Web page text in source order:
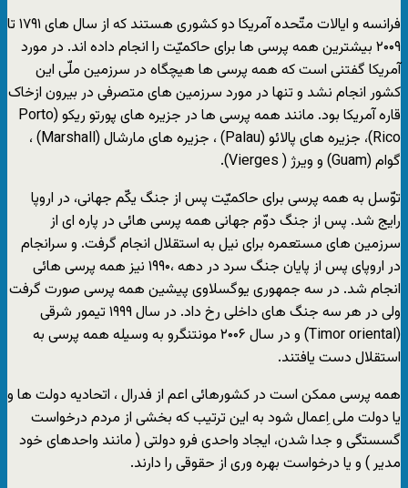
فرانسه و ایالات متّحده آمریکا دو کشوری هستند که از سال های ۱۷۹۱ تا
۲۰۰۹ بیشترین همه پرسی ها برای حاکمیّت را انجام داده اند. در مورد
آمریکا گفتنی است که همه پرسی ها هیچگاه در سرزمین ملّی این
کشور انجام نشد و تنها در مورد سرزمین های متصرفی در بیرون ازخاک
قاره آمریکا بود. مانند همه پرسی ها در جزیره های پورتو ریکو (Porto
Rico)، جزیره های پالائو (Palau) ، جزیره های مارشال (Marshall) ،
گوام (Guam) و ویرژ ( Vierges).
توّسل به همه پرسی برای حاکمیّت پس از جنگ یکّم جهانی، در اروپا
رایج شد. پس از جنگ دوّم جهانی همه پرسی هائی در پاره ای از
سرزمین های مستعمره برای نیل به استقلال انجام گرفت. و سرانجام
در اروپای پس از پایان جنگ سرد در دهه ،۱۹۹۰ نیز همه پرسی هائی
انجام شد. در سه جمهوری یوگسلاوی پیشین همه پرسی صورت گرفت
ولی در هر سه جنگ های داخلی رخ داد. در سال ۱۹۹۹ تیمور شرقی
(Timor oriental) و در سال ۲۰۰۶ مونتنگرو به وسیله همه پرسی به
استقلال دست یافتند.
همه پرسی ممکن است در کشورهائی اعم از فدرال ، اتحادیه دولت ها و
یا دولت ملی اِعمال شود به این ترتیب که بخشی از مردم درخواست
گسستگی و جدا شدن، ایجاد واحدی فرو دولتی ( مانند واحدهای خود
مدیر ) و یا درخواست بهره وری از حقوقی را دارند.